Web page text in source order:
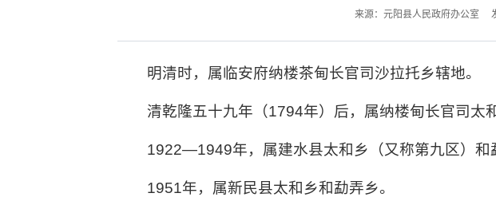
来源：元阳县人民政府办公室
明清时，属临安府纳楼茶甸长官司沙拉托乡辖地。
清乾隆五十九年（1794年）后，属纳楼甸长官司太
1922—1949年，属建水县太和乡（又称第九区）和
1951年，属新民县太和乡和勐弄乡。